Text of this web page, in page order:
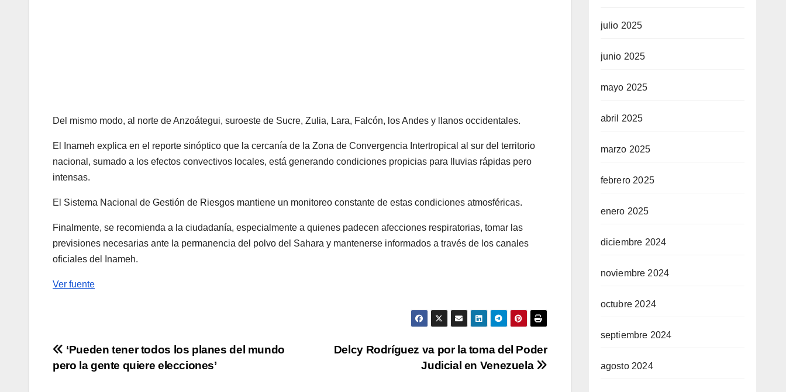
Del mismo modo, al norte de Anzoátegui, suroeste de Sucre, Zulia, Lara, Falcón, los Andes y llanos occidentales.
El Inameh explica en el reporte sinóptico que la cercanía de la Zona de Convergencia Intertropical al sur del territorio
nacional, sumado a los efectos convectivos locales, está generando condiciones propicias para lluvias rápidas pero
intensas.
El Sistema Nacional de Gestión de Riesgos mantiene un monitoreo constante de estas condiciones atmosféricas.
Finalmente, se recomienda a la ciudadanía, especialmente a quienes padecen afecciones respiratorias, tomar las
previsiones necesarias ante la permanencia del polvo del Sahara y mantenerse informados a través de los canales
oficiales del Inameh.
Ver fuente
Navegación
de
Delcy Rodríguez va por la toma del Poder
Judicial en Venezuela
‘Pueden tener todos los planes del mundo
pero la gente quiere elecciones’
julio 2025
junio 2025
mayo 2025
abril 2025
marzo 2025
febrero 2025
enero 2025
diciembre 2024
noviembre 2024
octubre 2024
septiembre 2024
agosto 2024